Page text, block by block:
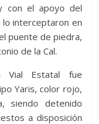
con el apoyo del
lo interceptaron en
puente de piedra,
de la Cal.
Vial Estatal fue
Yaris, color rojo,
siendo detenido
a disposición